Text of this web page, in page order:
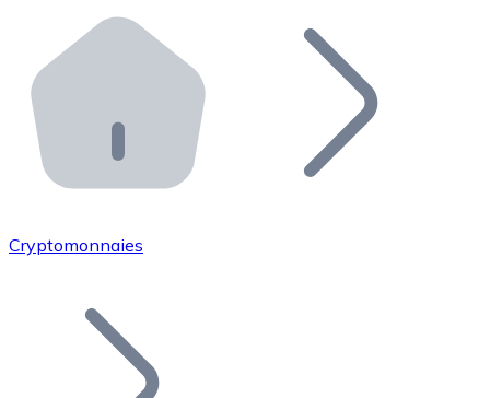
Distributeurs automatiques Bitnovo
Intégrez un ATM Bitnovo dans votre entreprise et
API Bitnovo
Intégrez notre API dans votre écosystème.
Rejoignez notre réseau de distributeurs et
Ajoutez le token de votre projet à notre service
Cryptomonnaies